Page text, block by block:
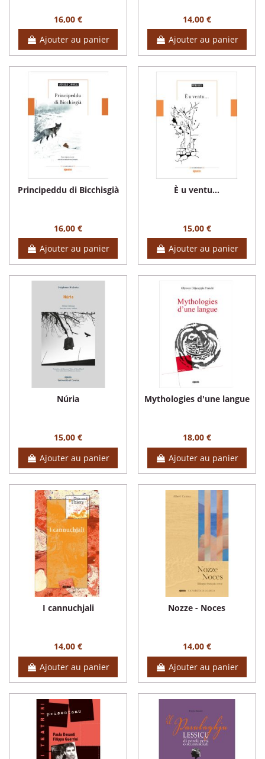
16,00 €
Ajouter au panier
14,00 €
Ajouter au panier
Principeddu di Bicchisgià
16,00 €
Ajouter au panier
È u ventu...
15,00 €
Ajouter au panier
Núria
15,00 €
Ajouter au panier
Mythologies d'une langue
18,00 €
Ajouter au panier
I cannuchjali
14,00 €
Ajouter au panier
Nozze - Noces
14,00 €
Ajouter au panier